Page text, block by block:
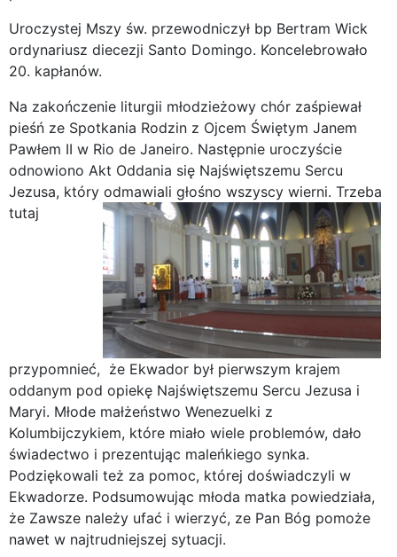
Uroczystej Mszy św. przewodniczył bp Bertram Wick
ordynariusz diecezji Santo Domingo. Koncelebrowało
20. kapłanów.
Na zakończenie liturgii młodzieżowy chór zaśpiewał
pieśń ze Spotkania Rodzin z Ojcem Świętym Janem
Pawłem II w Rio de Janeiro. Następnie uroczyście
odnowiono Akt Oddania się Najświętszemu Sercu
Jezusa, który odmawiali głośno wszyscy wierni. Trzeba
tutaj
przypomnieć, że Ekwador był pierwszym krajem
oddanym pod opiekę Najświętszemu Sercu Jezusa i
Maryi. Młode małżeństwo Wenezuelki z
Kolumbijczykiem, które miało wiele problemów, dało
świadectwo i prezentując maleńkiego synka.
Podziękowali też za pomoc, której doświadczyli w
Ekwadorze. Podsumowując młoda matka powiedziała,
że Zawsze należy ufać i wierzyć, ze Pan Bóg pomoże
nawet w najtrudniejszej sytuacji.